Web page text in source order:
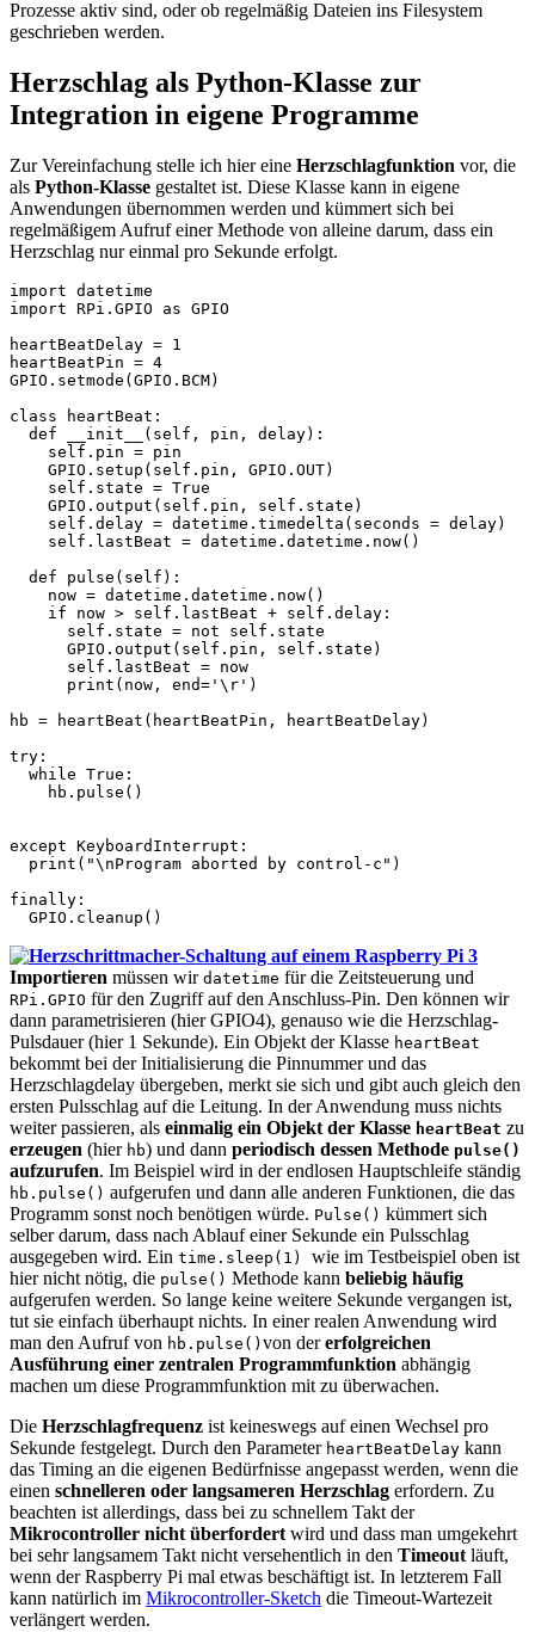
Prozesse aktiv sind, oder ob regelmäßig Dateien ins Filesystem
geschrieben werden.
Herzschlag als Python-Klasse zur
Integration in eigene Programme
Zur Vereinfachung stelle ich hier eine Herzschlagfunktion vor, die
als Python-Klasse gestaltet ist. Diese Klasse kann in eigene
Anwendungen übernommen werden und kümmert sich bei
regelmäßigem Aufruf einer Methode von alleine darum, dass ein
Herzschlag nur einmal pro Sekunde erfolgt.
import datetime
import RPi.GPIO as GPIO
heartBeatDelay = 1                                      #
heartBeatPin = 4                                        #
GPIO.setmode(GPIO.BCM)                                  #
class heartBeat:                                        #
def __init__(self, pin, delay):
self.pin = pin
GPIO.setup(self.pin, GPIO.OUT)
self.state = True
GPIO.output(self.pin, self.state)
self.delay = datetime.timedelta(seconds = delay)
self.lastBeat = datetime.datetime.now()
def pulse(self):
now = datetime.datetime.now()
if now > self.lastBeat + self.delay:
self.state = not self.state
GPIO.output(self.pin, self.state)
self.lastBeat = now
      print(now, end='\r')
hb = heartBeat(heartBeatPin, heartBeatDelay)
try:
while True:
hb.pulse()
except KeyboardInterrupt:
  print("\nProgram aborted by control-c")
finally:
GPIO.cleanup()
Importieren müssen wir datetime für die Zeitsteuerung und
RPi.GPIO für den Zugriff auf den Anschluss-Pin. Den können wir
dann parametrisieren (hier GPIO4), genauso wie die Herzschlag-
Pulsdauer (hier 1 Sekunde). Ein Objekt der Klasse heartBeat
bekommt bei der Initialisierung die Pinnummer und das
Herzschlagdelay übergeben, merkt sie sich und gibt auch gleich den
ersten Pulsschlag auf die Leitung. In der Anwendung muss nichts
weiter passieren, als einmalig ein Objekt der Klasse heartBeat zu
erzeugen (hier hb) und dann periodisch dessen Methode pulse()
aufzurufen. Im Beispiel wird in der endlosen Hauptschleife ständig
hb.pulse() aufgerufen und dann alle anderen Funktionen, die das
Programm sonst noch benötigen würde. Pulse() kümmert sich
selber darum, dass nach Ablauf einer Sekunde ein Pulsschlag
ausgegeben wird. Ein time.sleep(1)
wie im Testbeispiel oben ist
hier nicht nötig, die pulse() Methode kann beliebig häufig
aufgerufen werden. So lange keine weitere Sekunde vergangen ist,
tut sie einfach überhaupt nichts. In einer realen Anwendung wird
man den Aufruf von hb.pulse() von dererfolgreichen
Ausführung einer zentralen Programmfunktion abhängig
machen um diese Programmfunktion mit zu überwachen.
Die Herzschlagfrequenz ist keineswegs auf einen Wechsel pro
Sekunde festgelegt. Durch den Parameter heartBeatDelay kann
das Timing an die eigenen Bedürfnisse angepasst werden, wenn die
einen schnelleren oder langsameren Herzschlag erfordern. Zu
beachten ist allerdings, dass bei zu schnellem Takt der
Mikrocontroller nicht überfordert wird und dass man umgekehrt
bei sehr langsamem Takt nicht versehentlich in den Timeout läuft,
wenn der Raspberry Pi mal etwas beschäftigt ist. In letzterem Fall
kann natürlich im Mikrocontroller-Sketch die Timeout-Wartezeit
verlängert werden.